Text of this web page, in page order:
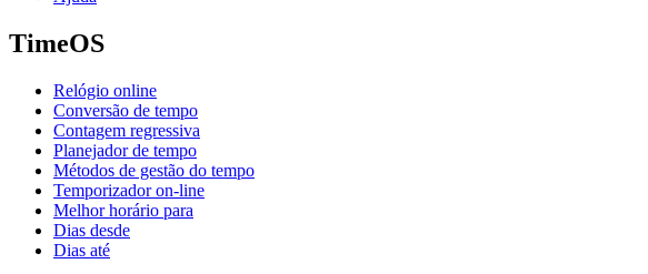
TimeOS
Relógio online
Conversão de tempo
Contagem regressiva
Planejador de tempo
Métodos de gestão do tempo
Temporizador on-line
Melhor horário para
Dias desde
Dias até